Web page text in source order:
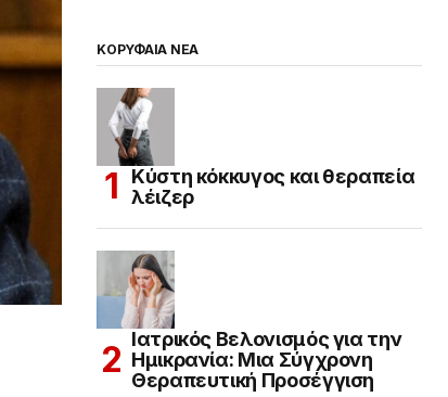
ΚΟΡΥΦΑΙΑ ΝΕΑ
Κύστη κόκκυγος και θεραπεία
λέιζερ
Ιατρικός Βελονισμός για την
Ημικρανία: Μια Σύγχρονη
Θεραπευτική Προσέγγιση